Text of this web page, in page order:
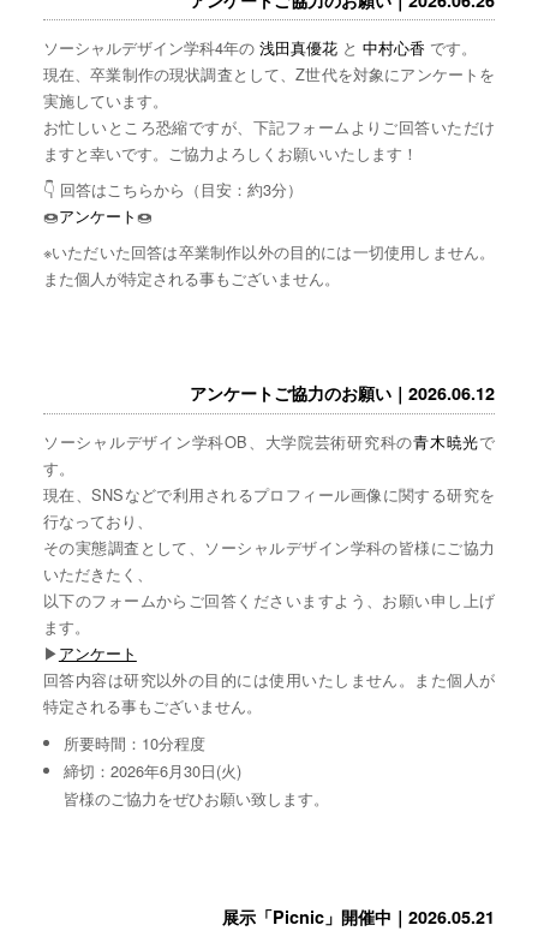
ソーシャルデザイン学科4年の 浅田真優花と 中村心香 です。
現在、卒業制作の現状調査として、Z世代を対象にアンケートを
実施しています。
お忙しいところ恐縮ですが、下記フォームよりご回答いただけ
ますと幸いです。ご協力よろしくお願いいたします！
👇 回答はこちらから（目安：約3分）
🍩アンケート🍩
※いただいた回答は卒業制作以外の目的には一切使用しません。
また個人が特定される事もございません。
アンケートご協力のお願い｜2026.06.12
ソーシャルデザイン学科OB、大学院芸術研究科の青木暁光で
す。
現在、SNSなどで利用されるプロフィール画像に関する研究を
行なっており、
その実態調査として、ソーシャルデザイン学科の皆様にご協力
いただきたく、
以下のフォームからご回答くださいますよう、お願い申し上げ
ます。
▶︎アンケート
回答内容は研究以外の目的には使用いたしません。また個人が
特定される事もございません。
所要時間：10分程度
締切：2026年6月30日(火)
皆様のご協力をぜひお願い致します。
展示「Picnic」開催中｜2026.05.21